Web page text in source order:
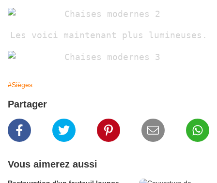
Les voici maintenant plus lumineuses.
#Sièges
Partager
Vous aimerez aussi